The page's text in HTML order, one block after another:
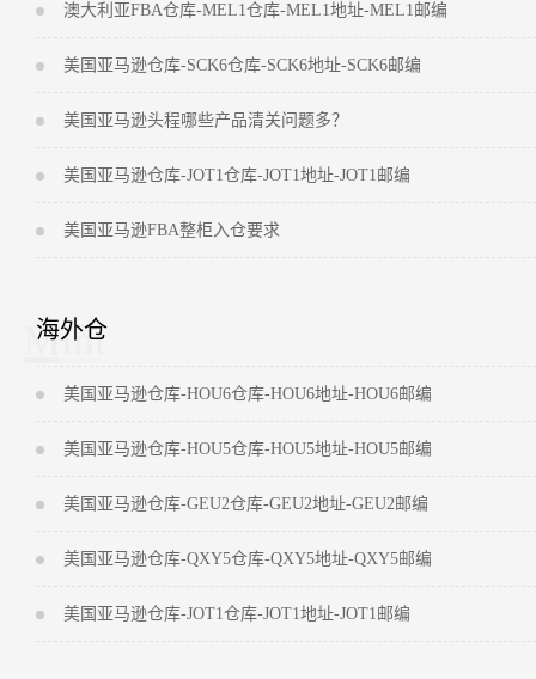
澳大利亚FBA仓库-MEL1仓库-MEL1地址-MEL1邮编
美国亚马逊仓库-SCK6仓库-SCK6地址-SCK6邮编
美国亚马逊头程哪些产品清关问题多？
美国亚马逊仓库-JOT1仓库-JOT1地址-JOT1邮编
美国亚马逊FBA整柜入仓要求
海外仓
美国亚马逊仓库-HOU6仓库-HOU6地址-HOU6邮编
美国亚马逊仓库-HOU5仓库-HOU5地址-HOU5邮编
美国亚马逊仓库-GEU2仓库-GEU2地址-GEU2邮编
美国亚马逊仓库-QXY5仓库-QXY5地址-QXY5邮编
美国亚马逊仓库-JOT1仓库-JOT1地址-JOT1邮编